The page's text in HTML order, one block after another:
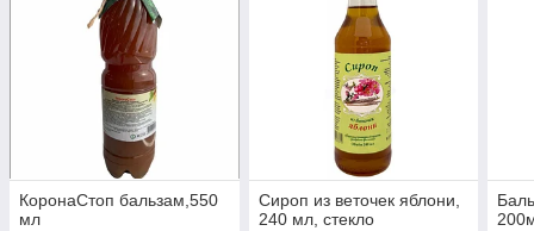
КоронаСтоп бальзам,550
мл
Сироп из веточек яблони,
240 мл, стекло